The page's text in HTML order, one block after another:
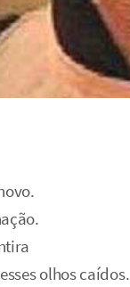
olhos caídos.